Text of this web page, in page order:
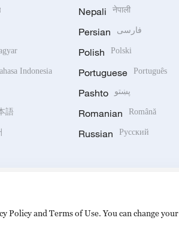
Indonesia
語
Nepali नेपाली
Persian فارسی
Polish Polski
Portuguese Português
Pashto پښتو
Romanian Română
Russian Русский
Policy and Terms of Use. You can change your